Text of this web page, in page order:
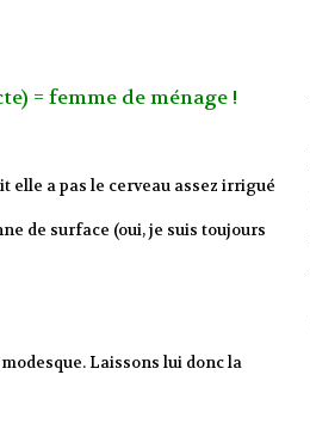
= femme de ménage !
elle a pas le cerveau assez irrigué
de surface (oui, je suis toujours
Laissons lui donc la